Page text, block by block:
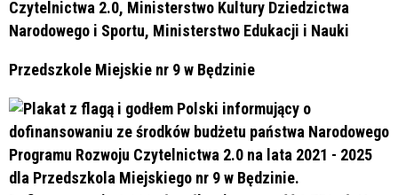
Przedszkole Miejskie nr 9 w Będzinie